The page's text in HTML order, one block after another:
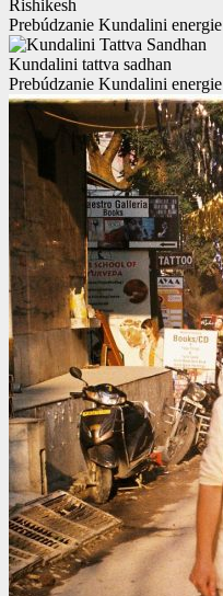
Rishikesh
Prebúdzanie Kundalini energie
Kundalini tattva sadhan
Prebúdzanie Kundalini energie